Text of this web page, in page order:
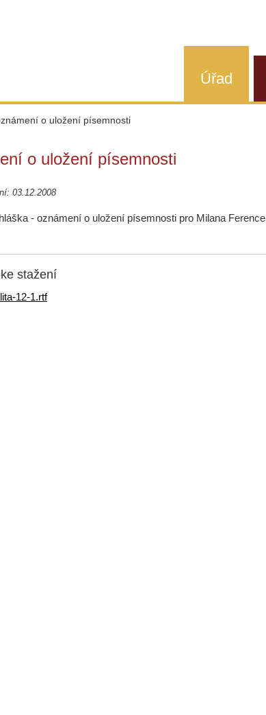
Úřad
o uložení písemnosti
o uložení písemnosti
03.12.2008
- oznámení o uložení písemnosti pro Milana Ference
stažení
12-1.rtf